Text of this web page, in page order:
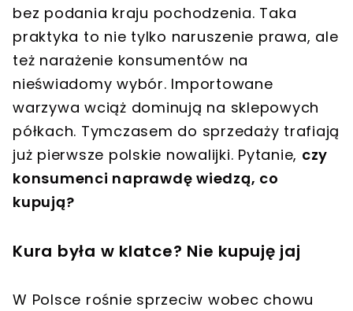
bez podania kraju pochodzenia. Taka
praktyka to nie tylko naruszenie prawa, ale
też narażenie konsumentów na
nieświadomy wybór. Importowane
warzywa wciąż dominują na sklepowych
półkach. Tymczasem do sprzedaży trafiają
już pierwsze polskie nowalijki. Pytanie, czy
konsumenci naprawdę wiedzą, co
kupują?
Kura była w klatce? Nie kupuję jaj
W Polsce rośnie sprzeciw wobec chowu